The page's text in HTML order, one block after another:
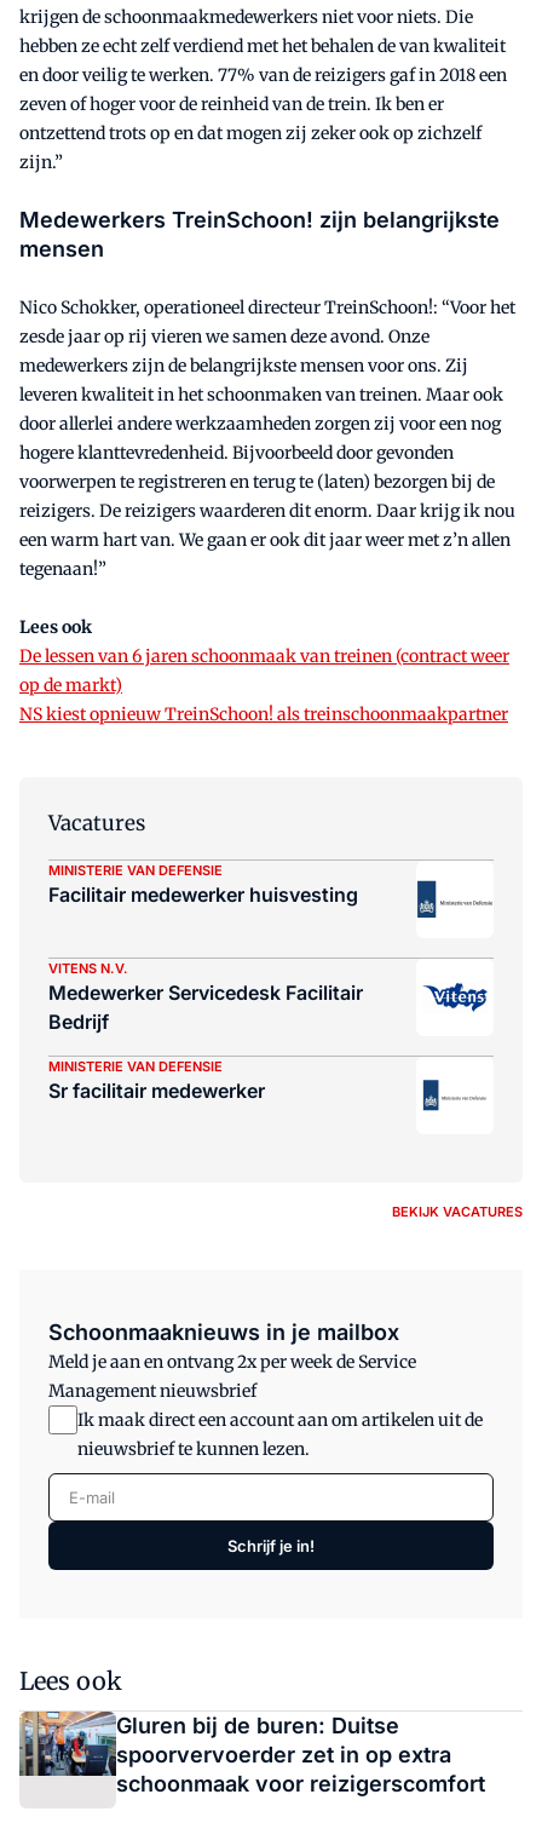
krijgen de schoonmaakmedewerkers niet voor niets. Die
hebben ze echt zelf verdiend met het behalen de van kwaliteit
en door veilig te werken. 77% van de reizigers gaf in 2018 een
zeven of hoger voor de reinheid van de trein. Ik ben er
ontzettend trots op en dat mogen zij zeker ook op zichzelf
zijn.”
Medewerkers TreinSchoon! zijn belangrijkste
mensen
Nico Schokker, operationeel directeur TreinSchoon!: “Voor het
zesde jaar op rij vieren we samen deze avond. Onze
medewerkers zijn de belangrijkste mensen voor ons. Zij
leveren kwaliteit in het schoonmaken van treinen. Maar ook
door allerlei andere werkzaamheden zorgen zij voor een nog
hogere klanttevredenheid. Bijvoorbeeld door gevonden
voorwerpen te registreren en terug te (laten) bezorgen bij de
reizigers. De reizigers waarderen dit enorm. Daar krijg ik nou
een warm hart van. We gaan er ook dit jaar weer met z’n allen
tegenaan!”
Lees ook
De lessen van 6 jaren schoonmaak van treinen (contract weer
op de markt)
NS kiest opnieuw TreinSchoon! als treinschoonmaakpartner
Vacatures
MINISTERIE VAN DEFENSIE
Facilitair medewerker huisvesting
VITENS N.V.
Medewerker Servicedesk Facilitair
Bedrijf
MINISTERIE VAN DEFENSIE
Sr facilitair medewerker
BEKIJK VACATURES
Schoonmaaknieuws in je mailbox
Meld je aan en ontvang 2x per week de Service
Management nieuwsbrief
Ik maak direct een account aan om artikelen uit de
nieuwsbrief te kunnen lezen.
E-mail
Schrijf je in!
Lees ook
Gluren bij de buren: Duitse
spoorvervoerder zet in op extra
schoonmaak voor reizigerscomfort